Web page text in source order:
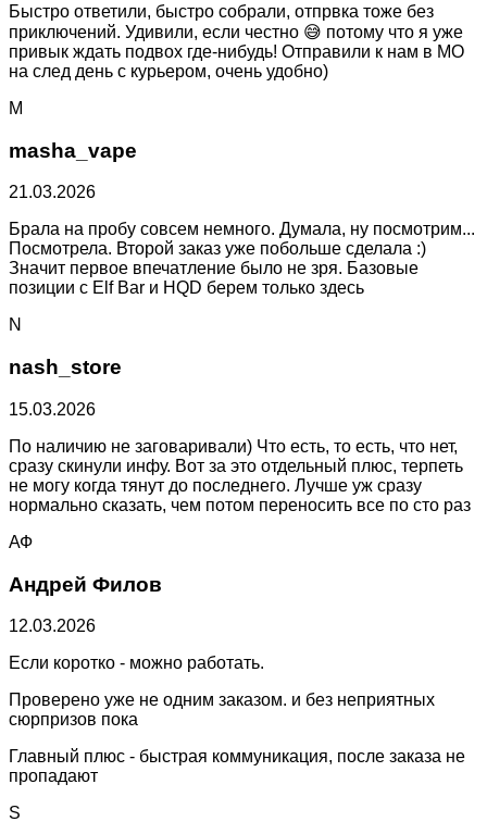
Быстро ответили, быстро собрали, отпрвка тоже без
приключений. Удивили, если честно 😅 потому что я уже
привык ждать подвох где-нибудь! Отправили к нам в МО
на след день с курьером, очень удобно)
M
masha_vape
21.03.2026
Брала на пробу совсем немного. Думала, ну посмотрим...
Посмотрела. Второй заказ уже побольше сделала :)
Значит первое впечатление было не зря. Базовые
позиции с Elf Bar и HQD берем только здесь
N
nash_store
15.03.2026
По наличию не заговаривали) Что есть, то есть, что нет,
сразу скинули инфу. Вот за это отдельный плюс, терпеть
не могу когда тянут до последнего. Лучше уж сразу
нормально сказать, чем потом переносить все по сто раз
АФ
Андрей Филов
12.03.2026
Если коротко - можно работать.
Проверено уже не одним заказом. и без неприятных
сюрпризов пока
Главный плюс - быстрая коммуникация, после заказа не
пропадают
S